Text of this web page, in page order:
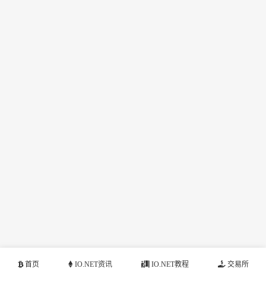
首页 IO.NET资讯 IO.NET教程 交易所